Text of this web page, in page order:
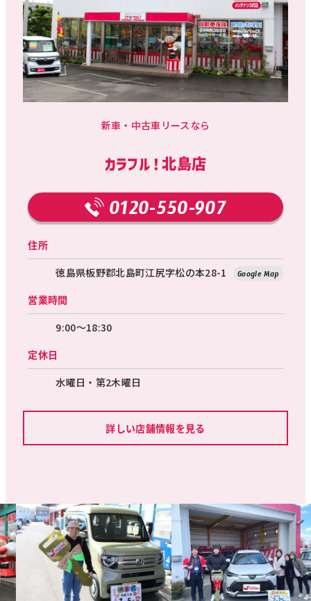
新車・中古車リースなら
カラフル！北島店
0120-550-907
住所
徳島県板野郡北島町江尻字松の本28-1
Google Map
営業時間
9:00～18:30
定休日
水曜日・第2木曜日
詳しい店舗情報を見る